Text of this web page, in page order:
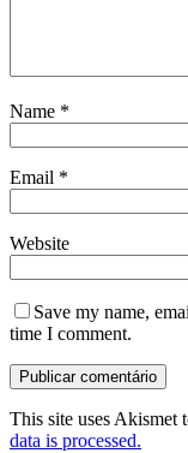
Name *
Email *
Website
Save my name,
time I comment.
This site uses Akismet
data is processed.